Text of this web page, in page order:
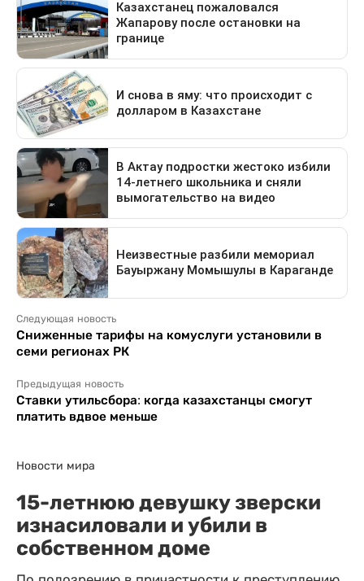
Следующая новость
Сниженные тарифы на комуслуги установили в
семи регионах РК
Предыдущая новость
Ставки утильсбора: когда казахстанцы смогут
платить вдвое меньше
Новости мира
15-летнюю девушку зверски
изнасиловали и убили в
собственном доме